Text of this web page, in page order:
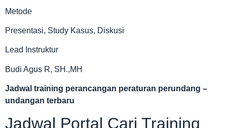
Metode
Presentasi, Study Kasus, Diskusi
Lead Instruktur
Budi Agus R, SH.,MH
Jadwal training perancangan peraturan perundang –
undangan terbaru
Jadwal Portal Cari Training